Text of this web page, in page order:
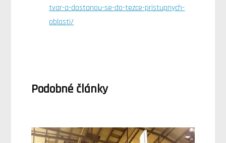
tvar-a-dostanou-se-do-tezce-pristupnych-
oblasti/
Podobné články